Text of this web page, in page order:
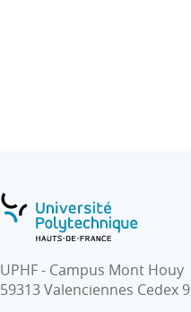
UPHF - Campus Mont Houy
59313 Valenciennes Cedex 9